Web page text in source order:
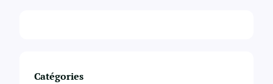
Catégories